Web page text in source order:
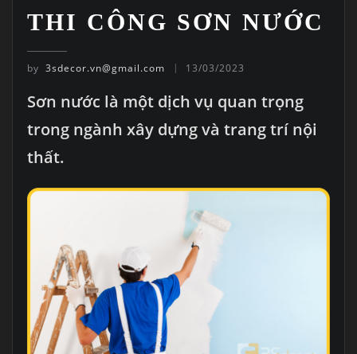
THI CÔNG SƠN NƯỚC
by 3sdecor.vn@gmail.com 13/03/2023
Sơn nước là một dịch vụ quan trọng
trong ngành xây dựng và trang trí nội
thất.